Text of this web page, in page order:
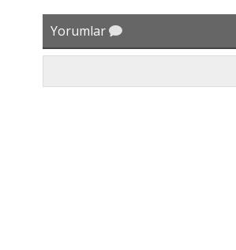
Yorumlar